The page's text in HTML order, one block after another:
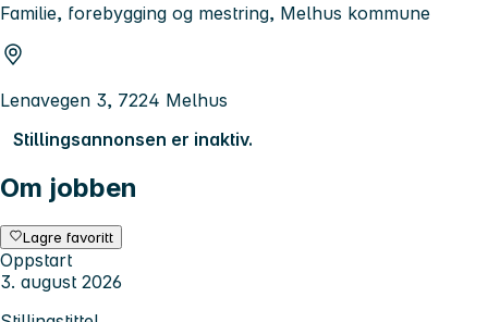
Familie, forebygging og mestring, Melhus kommune
Lenavegen 3, 7224 Melhus
Stillingsannonsen er inaktiv.
Om jobben
Lagre favoritt
Oppstart
3. august 2026